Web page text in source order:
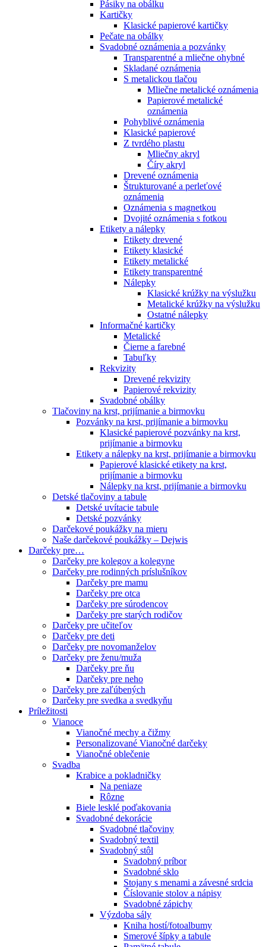
Pásiky na obálku
Kartičky
Klasické papierové kartičky
Pečate na obálky
Svadobné oznámenia a pozvánky
Transparentné a mliečne ohybné
Skladané oznámenia
S metalickou tlačou
Mliečne metalické oznámenia
Papierové metalické
oznámenia
Pohyblivé oznámenia
Klasické papierové
Z tvrdého plastu
Mliečny akryl
Číry akryl
Drevené oznámenia
Štrukturované a perleťové
oznámenia
Oznámenia s magnetkou
Dvojité oznámenia s fotkou
Etikety a nálepky
Etikety drevené
Etikety klasické
Etikety metalické
Etikety transparentné
Nálepky
Klasické krúžky na výslužku
Metalické krúžky na výslužku
Ostatné nálepky
Informačné kartičky
Metalické
Čierne a farebné
Tabuľky
Rekvizity
Drevené rekvizity
Papierové rekvizity
Svadobné obálky
Tlačoviny na krst, prijímanie a birmovku
Pozvánky na krst, prijímanie a birmovku
Klasické papierové pozvánky na krst,
prijímanie a birmovku
Etikety a nálepky na krst, prijímanie a birmovku
Papierové klasické etikety na krst,
prijímanie a birmovku
Nálepky na krst, prijímanie a birmovku
Detské tlačoviny a tabule
Detské uvítacie tabule
Detské pozvánky
Darčekové poukážky na mieru
Naše darčekové poukážky – Dejwis
Darčeky pre…
Darčeky pre kolegov a kolegyne
Darčeky pre rodinných príslušníkov
Darčeky pre mamu
Darčeky pre otca
Darčeky pre súrodencov
Darčeky pre starých rodičov
Darčeky pre učiteľov
Darčeky pre deti
Darčeky pre novomanželov
Darčeky pre ženu/muža
Darčeky pre ňu
Darčeky pre neho
Darčeky pre zaľúbených
Darčeky pre svedka a svedkyňu
Príležitosti
Vianoce
Vianočné mechy a čižmy
Personalizované Vianočné darčeky
Vianočné oblečenie
Svadba
Krabice a pokladničky
Na peniaze
Rôzne
Biele lesklé poďakovania
Svadobné dekorácie
Svadobné tlačoviny
Svadobný textil
Svadobný stôl
Svadobný príbor
Svadobné sklo
Stojany s menami a závesné srdcia
Číslovanie stolov a nápisy
Svadobné zápichy
Výzdoba sály
Kniha hostí/fotoalbumy
Smerové šípky a tabule